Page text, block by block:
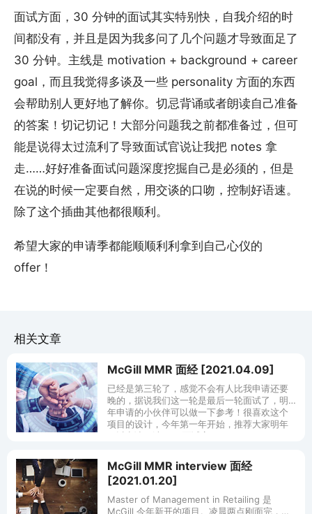
面试方面，30 分钟的面试其实特别快，自我介绍的时
间都没有，并且是因为我多问了几个问题才导致面足了
30 分钟。主线是 motivation + background + career
goal，而且我觉得多谈及一些 personality 方面的东西
会帮助别人更好地了解你。切忌背诵或者朗读自己准备
的答案！切记切记！大部分问题我之前都准备过，但可
能是说得太过流利了导致面试官说让我把 notes 拿
走……好好准备面试问题深度挖掘自己是必须的，但是
在说的时候一定要自然，用交谈的口吻，控制好语速。
除了这个插曲其他都很顺利。
希望大家的申请季都能顺顺利利拿到自己心仪的
offer！
相关文章
McGill MMR 面经 [2021.04.09]
已经是第三轮了，感觉不会有人比我申请还要
晚的，据说我们这一轮是最后一轮面试了，明
年申请的小伙伴可以做一下参考！很喜欢这个
项目的设计，今年第一年开始，推荐大家明年
可以申请一波！！ 面试官：Anwar
McGill MMR interview 面经
[2021.01.20]
Master of Management in Retailing 是
McGill 今年新开的项目。凌晨两点刚面完，